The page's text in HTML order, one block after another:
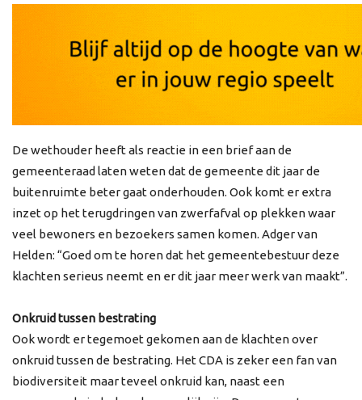
De wethouder heeft als reactie in een brief aan de
gemeenteraad laten weten dat de gemeente dit jaar de
buitenruimte beter gaat onderhouden. Ook komt er extra
inzet op het terugdringen van zwerfafval op plekken waar
veel bewoners en bezoekers samen komen. Adger van
Helden: “Goed om te horen dat het gemeentebestuur deze
klachten serieus neemt en er dit jaar meer werk van maakt”.
Onkruid tussen bestrating
Ook wordt er tegemoet gekomen aan de klachten over
onkruid tussen de bestrating. Het CDA is zeker een fan van
biodiversiteit maar teveel onkruid kan, naast een